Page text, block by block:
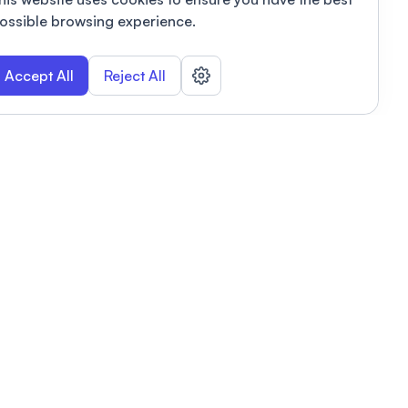
browsing experience.
Accept All Reject All